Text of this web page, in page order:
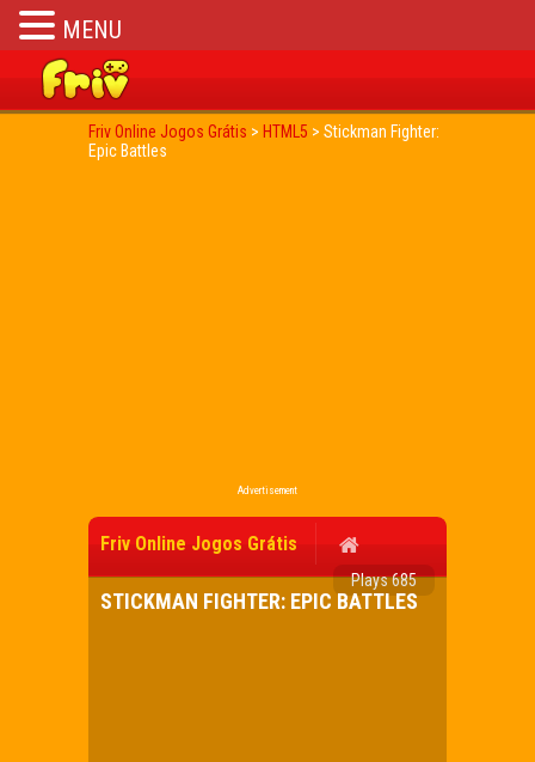
Friv Online Jogos Grátis > HTML5 > Stickman Fighter:
Epic Battles
Advertisement
Friv Online Jogos Grátis
Plays 685
STICKMAN FIGHTER: EPIC BATTLES
MENU